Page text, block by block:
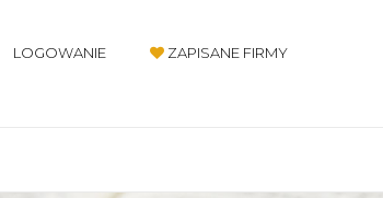
LOGOWANIE ZAPISANE FIRMY